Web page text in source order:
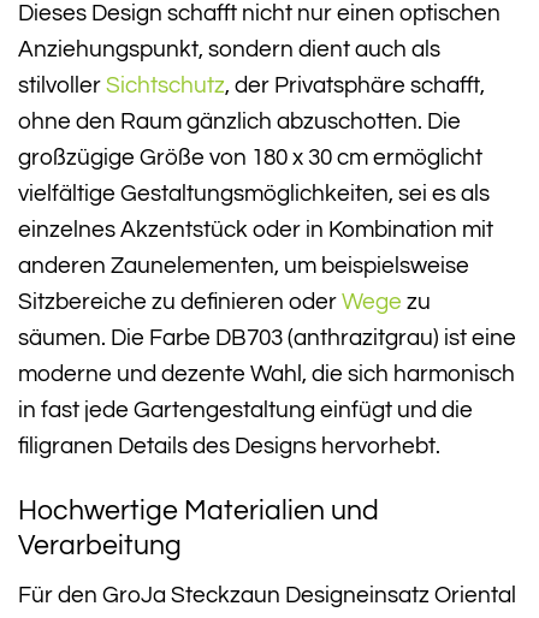
Dieses Design schafft nicht nur einen optischen
Anziehungspunkt, sondern dient auch als
stilvoller Sichtschutz, der Privatsphäre schafft,
ohne den Raum gänzlich abzuschotten. Die
großzügige Größe von 180 x 30 cm ermöglicht
vielfältige Gestaltungsmöglichkeiten, sei es als
einzelnes Akzentstück oder in Kombination mit
anderen Zaunelementen, um beispielsweise
Sitzbereiche zu definieren oder Wege zu
säumen. Die Farbe DB703 (anthrazitgrau) ist eine
moderne und dezente Wahl, die sich harmonisch
in fast jede Gartengestaltung einfügt und die
filigranen Details des Designs hervorhebt.
Hochwertige Materialien und
Verarbeitung
Für den GroJa Steckzaun Designeinsatz Oriental